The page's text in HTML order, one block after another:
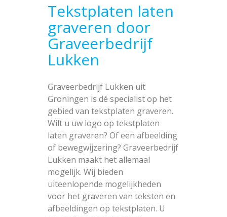
Tekstplaten laten
graveren door
Graveerbedrijf
Lukken
Graveerbedrijf Lukken uit
Groningen is dé specialist op het
gebied van tekstplaten graveren.
Wilt u uw logo op tekstplaten
laten graveren? Of een afbeelding
of bewegwijzering? Graveerbedrijf
Lukken maakt het allemaal
mogelijk. Wij bieden
uiteenlopende mogelijkheden
voor het graveren van teksten en
afbeeldingen op tekstplaten. U